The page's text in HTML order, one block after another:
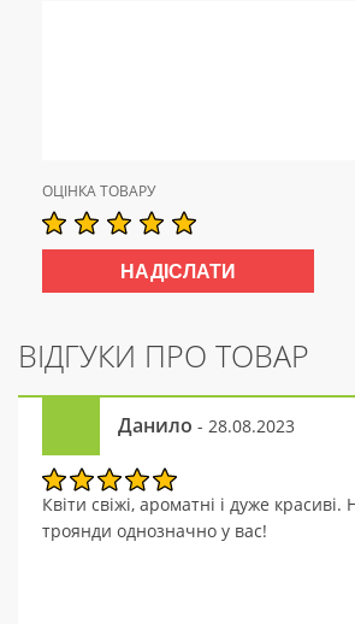
ОЦІНКА ТОВАРУ
ВІДГУКИ ПРО ТОВАР
Данило - 28.08.2023
Квіти свіжі, ароматні і дуже красиві.
троянди однозначно у вас!